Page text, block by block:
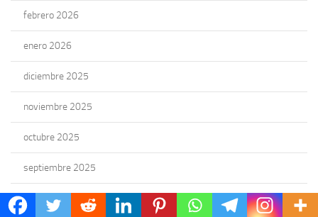
febrero 2026
enero 2026
diciembre 2025
noviembre 2025
octubre 2025
septiembre 2025
agosto 2025